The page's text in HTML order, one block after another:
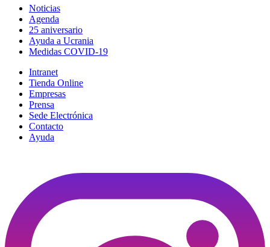
Noticias
Agenda
25 aniversario
Ayuda a Ucrania
Medidas COVID-19
Intranet
Tienda Online
Empresas
Prensa
Sede Electrónica
Contacto
Ayuda